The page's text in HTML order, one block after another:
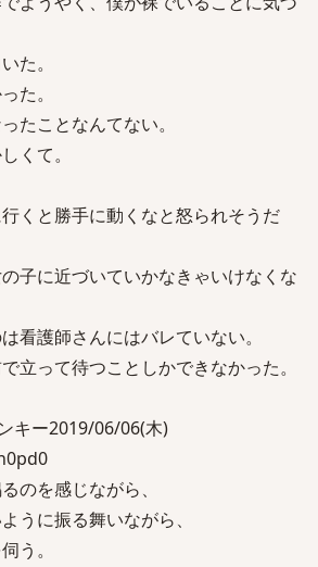
た。
た。
たことなんてない。
くて。
くと勝手に動くなと怒られそうだ
子に近づいていかなきゃいけなくな
看護師さんにはバレていない。
立って待つことしかできなかった。
キー2019/06/06(木)
のを感じながら、
うに振る舞いながら、
う。